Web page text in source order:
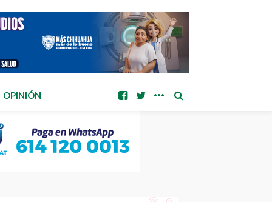
OPINIÓN